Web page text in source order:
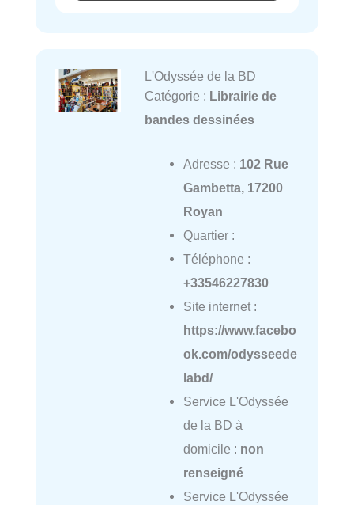
L'Odyssée de la BD
Catégorie : Librairie de
bandes dessinées
Adresse : 102 Rue
Gambetta, 17200
Royan
Quartier :
Téléphone :
+33546227830
Site internet :
https://www.facebo
ok.com/odysseede
labd/
Service L'Odyssée
de la BD à
domicile : non
renseigné
Service L'Odyssée